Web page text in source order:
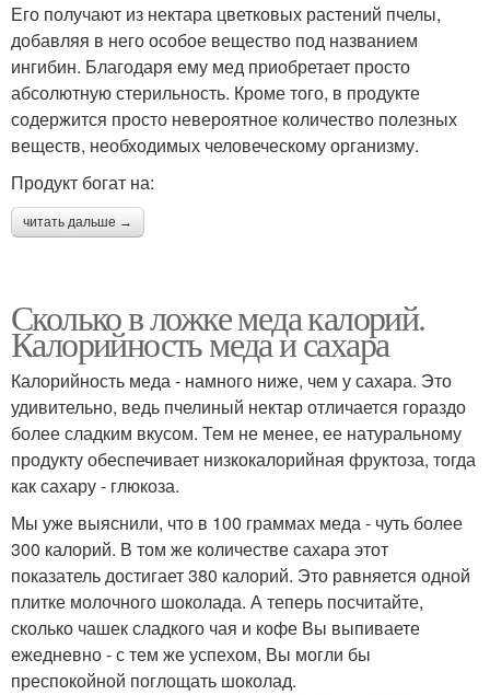
Его получают из нектара цветковых растений пчелы,
добавляя в него особое вещество под названием
ингибин. Благодаря ему мед приобретает просто
абсолютную стерильность. Кроме того, в продукте
содержится просто невероятное количество полезных
веществ, необходимых человеческому организму.
Продукт богат на:
читать дальше →
Сколько в ложке меда калорий.
Калорийность меда и сахара
Калорийность меда - намного ниже, чем у сахара. Это
удивительно, ведь пчелиный нектар отличается гораздо
более сладким вкусом. Тем не менее, ее натуральному
продукту обеспечивает низкокалорийная фруктоза, тогда
как сахару - глюкоза.
Мы уже выяснили, что в 100 граммах меда - чуть более
300 калорий. В том же количестве сахара этот
показатель достигает 380 калорий. Это равняется одной
плитке молочного шоколада. А теперь посчитайте,
сколько чашек сладкого чая и кофе Вы выпиваете
ежедневно - с тем же успехом, Вы могли бы
преспокойной поглощать шоколад.